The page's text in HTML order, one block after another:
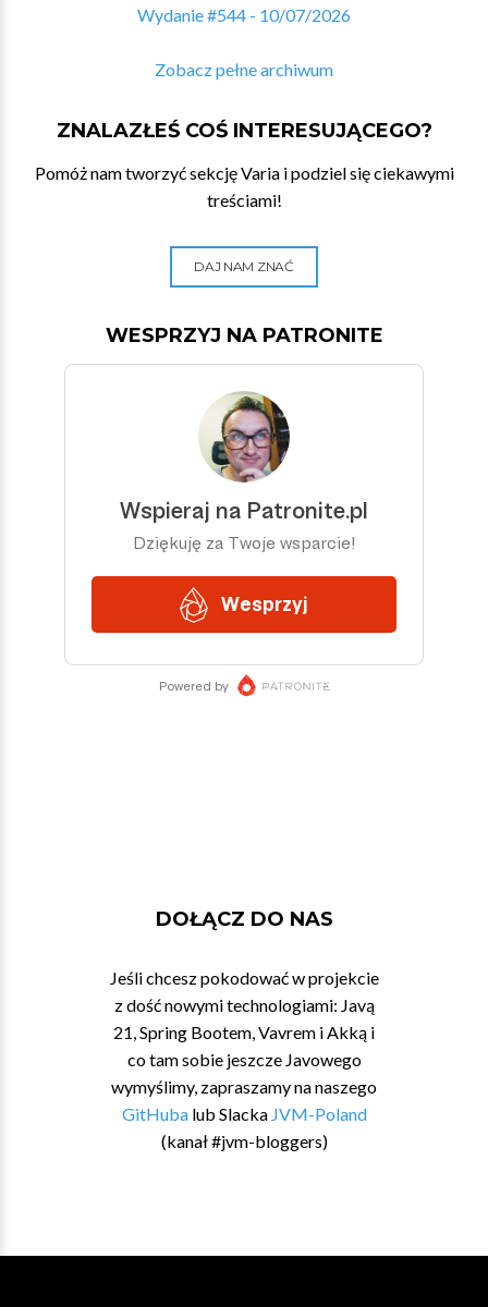
Wydanie #544 - 10/07/2026
Zobacz pełne archiwum
ZNALAZŁEŚ COŚ INTERESUJĄCEGO?
Pomóż nam tworzyć sekcję Varia i podziel się ciekawymi
treściami!
DAJ NAM ZNAĆ
WESPRZYJ NA PATRONITE
DOŁĄCZ DO NAS
Jeśli chcesz pokodować w projekcie
z dość nowymi technologiami: Javą
21, Spring Bootem, Vavrem i Akką i
co tam sobie jeszcze Javowego
wymyślimy, zapraszamy na naszego
GitHubalub Slacka JVM-Poland
(kanał #jvm-bloggers)